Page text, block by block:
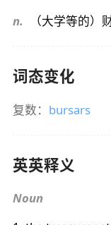
n. （大学等的）
词态变化
复数： bursars
英英释义
Noun